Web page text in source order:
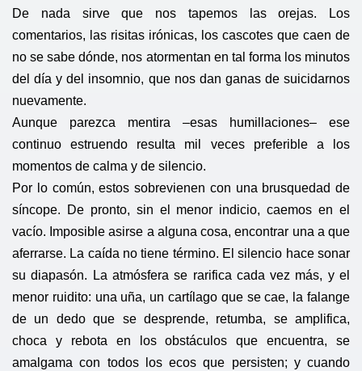
De nada sirve que nos tapemos las orejas. Los
comentarios, las risitas irónicas, los cascotes que caen de
no se sabe dónde, nos atormentan en tal forma los minutos
del día y del insomnio, que nos dan ganas de suicidarnos
nuevamente.
Aunque parezca mentira –esas humillaciones– ese
continuo estruendo resulta mil veces preferible a los
momentos de calma y de silencio.
Por lo común, estos sobrevienen con una brusquedad de
síncope. De pronto, sin el menor indicio, caemos en el
vacío. Imposible asirse a alguna cosa, encontrar una a que
aferrarse. La caída no tiene término. El silencio hace sonar
su diapasón. La atmósfera se rarifica cada vez más, y el
menor ruidito: una uña, un cartílago que se cae, la falange
de un dedo que se desprende, retumba, se amplifica,
choca y rebota en los obstáculos que encuentra, se
amalgama con todos los ecos que persisten; y cuando